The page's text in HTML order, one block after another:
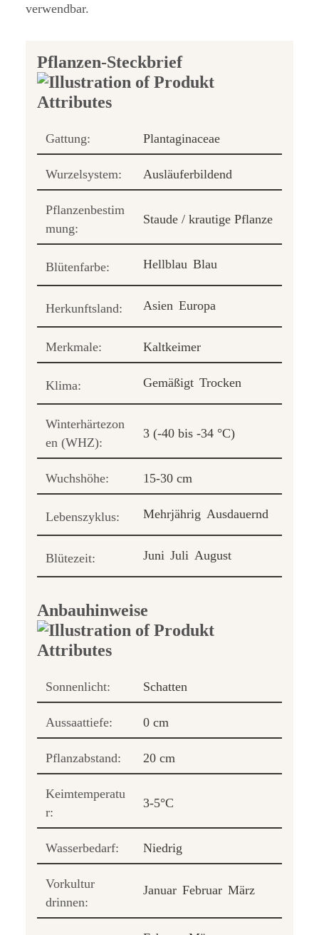
verwendbar.
Pflanzen-Steckbrief
Gattung: Plantaginaceae
Wurzelsystem: Ausläuferbildend
Pflanzenbestim
mung:
Staude / krautige Pflanze
Blütenfarbe: Hellblau Blau
Herkunftsland: Asien Europa
Merkmale: Kaltkeimer
Klima: Gemäßigt Trocken
Winterhärtezon
en (WHZ):
3 (-40 bis -34 °C)
Wuchshöhe: 15-30 cm
Lebenszyklus: Mehrjährig Ausdauernd
Blütezeit: Juni Juli August
Anbauhinweise
Sonnenlicht: Schatten
Aussaattiefe: 0 cm
Pflanzabstand: 20 cm
Keimtemperatu
r:
3-5°C
Wasserbedarf: Niedrig
Vorkultur
drinnen:
Januar Februar März